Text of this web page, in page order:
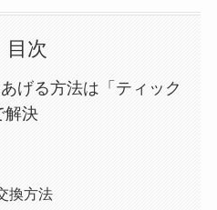
目次
げる方法は「ティック
解決
換方法